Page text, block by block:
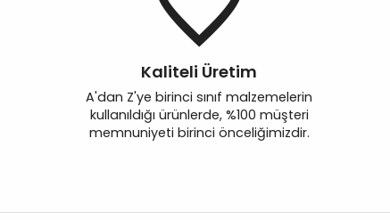
Kaliteli Üretim
A'dan Z'ye birinci sınıf malzemelerin
kullanıldığı ürünlerde, %100 müşteri
memnuniyeti birinci önceliğimizdir.